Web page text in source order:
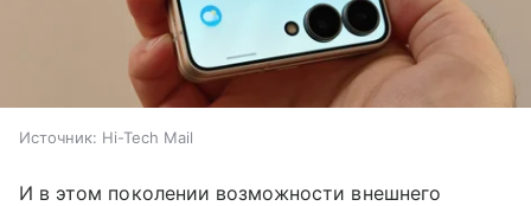
Источник: Hi-Tech Mail
И в этом поколении возможности внешнего